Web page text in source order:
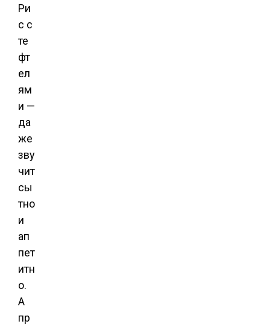
Ри
с с
те
фт
ел
ям
и —
да
же
зву
чит
сы
тно
и
ап
пет
итн
о.
А
пр